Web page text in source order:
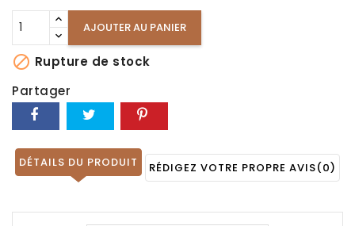
AJOUTER AU PANIER
 Rupture de stock
Partager
DÉTAILS DU PRODUIT RÉDIGEZ VOTRE PROPRE AVIS(0)